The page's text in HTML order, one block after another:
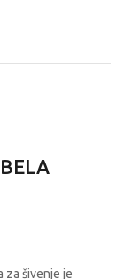
za šivenje je